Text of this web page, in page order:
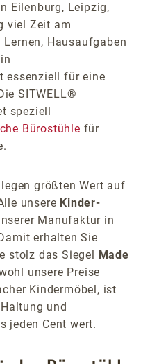
Eilenburg, Leipzig,
viel Zeit am
Hausaufgaben
essenziell für eine
SITWELL®
speziell
Bürostühle für
größten Wert auf
unsere Kinder-
Manufaktur in
erhalten Sie
stolz das Siegel
Made
unsere Preise
Kindermöbel, ist
und
jeden Cent wert.